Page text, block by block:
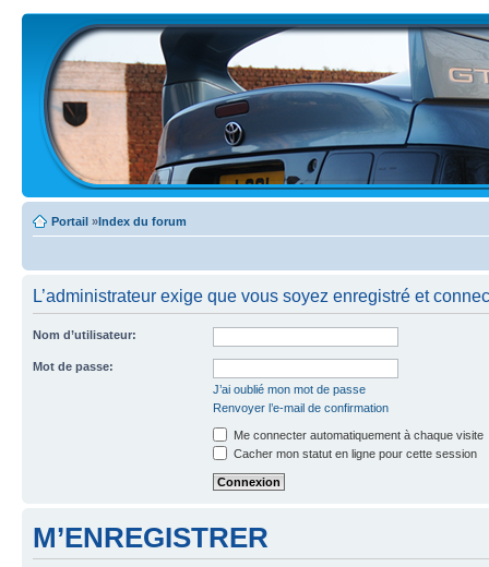
Portail »Index du forum
L’administrateur exige que vous soyez enregistré et
Nom d’utilisateur:
Mot de passe:
J’ai oublié mon mot de passe
Renvoyer l’e-mail de confirmation
Me connecter automatiquement à chaque visite
Cacher mon statut en ligne pour cette session
M’ENREGISTRER